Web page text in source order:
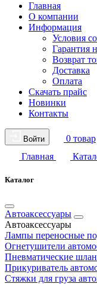
Главная
О компании
Информация
Условия
Гарантия
Возврат
Доставка
Оплата
Скачать прайс
Новинки
Контакты
Войти
0 товар
Главная
Каталог
Автоаксессуары
Автоаксессуары
Лампы переносные
Огнетушители
Пневматические
Прикуриватель
Стяжки для груза